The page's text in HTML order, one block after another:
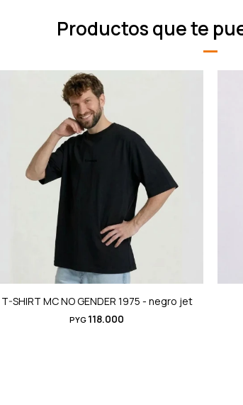
Productos que te
T-SHIRT MC NO GENDER 1975 - negro jet
PYG 118.000